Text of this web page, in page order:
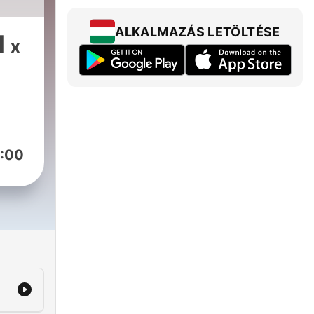
x
ALKALMAZÁS LETÖLTÉSE